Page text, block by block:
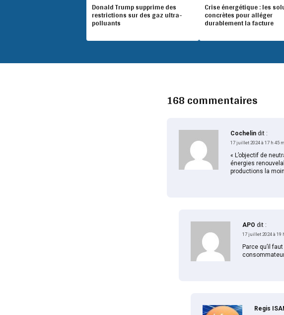
Donald Trump supprime des
restrictions sur des gaz ultra-
polluants
Crise énergétique : les
concrètes pour alléger
durablement la facture
168 commentaires
Cochelin dit :
17 juillet 2024 à 17 h 45
« L’objectif de
énergies
productions la
APO dit :
17 juillet 2024 à 19
Parce qu’il
Regis